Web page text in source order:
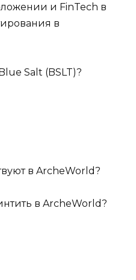
и FinTech в
в
Salt (BSLT)?
в ArcheWorld?
в ArcheWorld?